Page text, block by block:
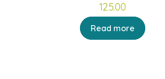
125.00
Read more